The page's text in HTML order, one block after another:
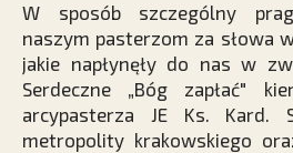
W sposób szczególny
naszym pasterzom za słowa
jakie napłynęły do nas w
Serdeczne „Bóg zapłać"
arcypasterza JE Ks. Kard.
metropolity krakowskiego